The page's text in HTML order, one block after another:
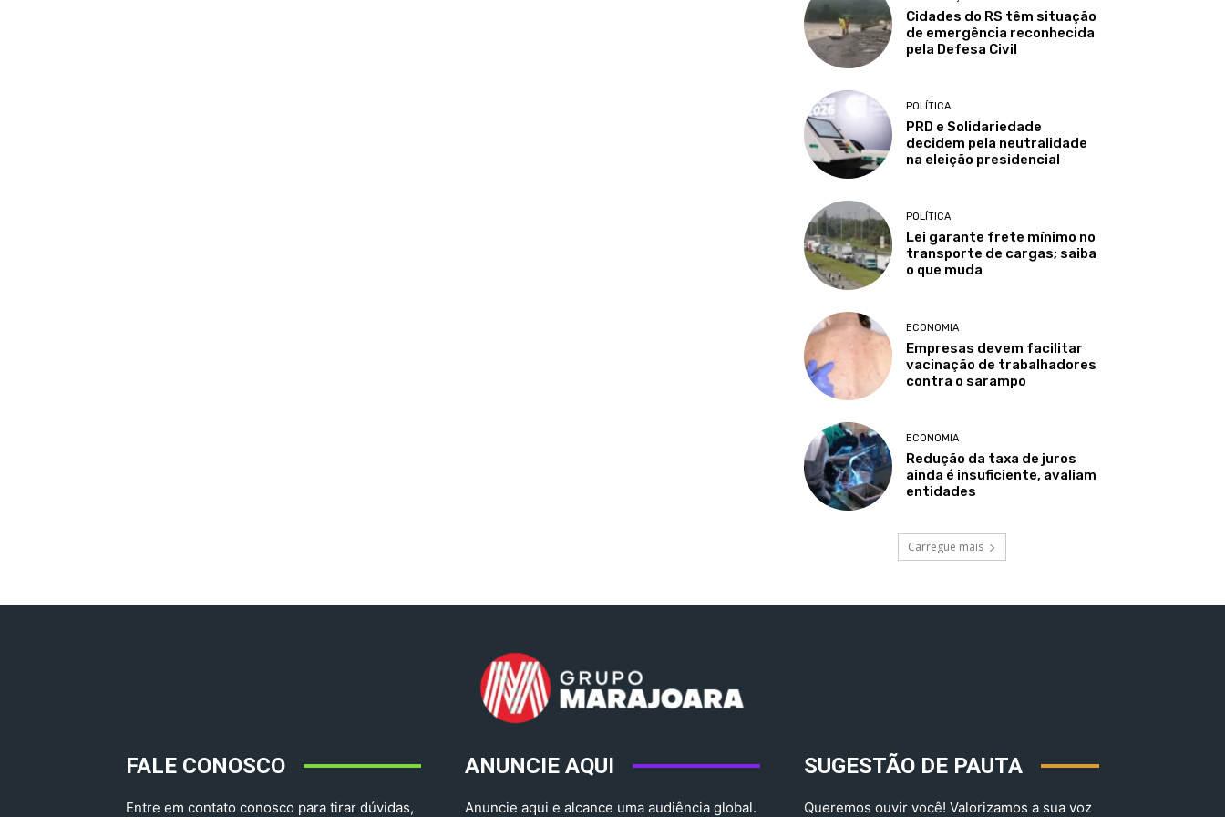
Cidades do RS têm situação
de emergência reconhecida
pela Defesa Civil
POLÍTICA
PRD e Solidariedade
decidem pela neutralidade
na eleição presidencial
POLÍTICA
Lei garante frete mínimo no
transporte de cargas; saiba
o que muda
ECONOMIA
Empresas devem facilitar
vacinação de trabalhadores
contra o sarampo
ECONOMIA
Redução da taxa de juros
ainda é insuficiente, avaliam
entidades
Carregue mais
FALE CONOSCO
Entre em contato conosco para tirar dúvidas,
ANUNCIE AQUI
Anuncie aqui e alcance uma audiência global.
SUGESTÃO DE PAUTA
Queremos ouvir você! Valorizamos a sua voz